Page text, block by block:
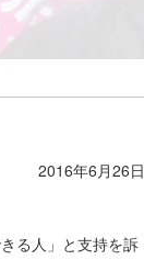
2016年6月26日
る人」と支持を訴